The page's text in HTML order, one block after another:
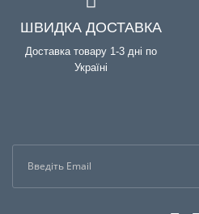
ШВИДКА ДОСТАВКА
Доставка товару 1-3 дні по
Україні